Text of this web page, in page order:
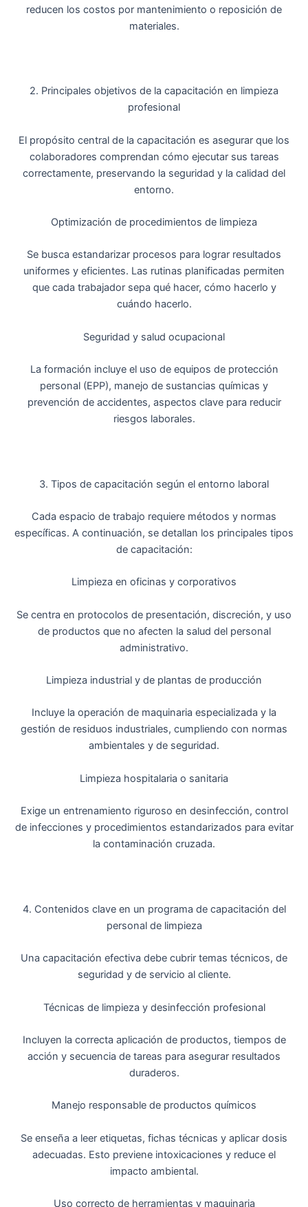
reducen los costos por mantenimiento o reposición de
materiales.
2. Principales objetivos de la capacitación en limpieza
profesional
El propósito central de la capacitación es asegurar que los
colaboradores comprendan cómo ejecutar sus tareas
correctamente, preservando la seguridad y la calidad del
entorno.
Optimización de procedimientos de limpieza
Se busca estandarizar procesos para lograr resultados
uniformes y eficientes. Las rutinas planificadas permiten
que cada trabajador sepa qué hacer, cómo hacerlo y
cuándo hacerlo.
Seguridad y salud ocupacional
La formación incluye el uso de equipos de protección
personal (EPP), manejo de sustancias químicas y
prevención de accidentes, aspectos clave para reducir
riesgos laborales.
3. Tipos de capacitación según el entorno laboral
Cada espacio de trabajo requiere métodos y normas
específicas. A continuación, se detallan los principales tipos
de capacitación:
Limpieza en oficinas y corporativos
Se centra en protocolos de presentación, discreción, y uso
de productos que no afecten la salud del personal
administrativo.
Limpieza industrial y de plantas de producción
Incluye la operación de maquinaria especializada y la
gestión de residuos industriales, cumpliendo con normas
ambientales y de seguridad.
Limpieza hospitalaria o sanitaria
Exige un entrenamiento riguroso en desinfección, control
de infecciones y procedimientos estandarizados para evitar
la contaminación cruzada.
4. Contenidos clave en un programa de capacitación del
personal de limpieza
Una capacitación efectiva debe cubrir temas técnicos, de
seguridad y de servicio al cliente.
Técnicas de limpieza y desinfección profesional
Incluyen la correcta aplicación de productos, tiempos de
acción y secuencia de tareas para asegurar resultados
duraderos.
Manejo responsable de productos químicos
Se enseña a leer etiquetas, fichas técnicas y aplicar dosis
adecuadas. Esto previene intoxicaciones y reduce el
impacto ambiental.
Uso correcto de herramientas y maquinaria